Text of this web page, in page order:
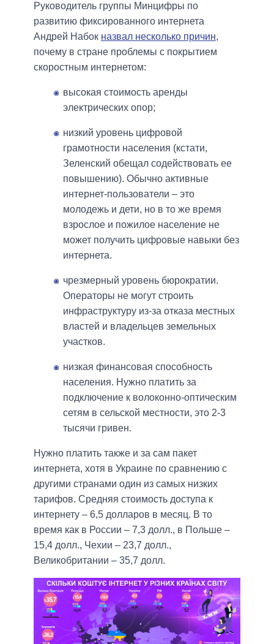
Руководитель группы Минцифры по
развитию фиксированного интернета
Андрей Набок назвал несколько причин,
почему в стране проблемы с покрытием
скоростным интернетом:
высокая стоимость аренды
электрических опор;
низкий уровень цифровой
грамотности населения (кстати,
Зеленский обещал содействовать ее
повышению). Обычно активные
интернет-пользователи – это
молодежь и дети, но в то же время
взрослое и пожилое население не
может получить цифровые навыки без
интернета.
чрезмерный уровень бюрократии.
Операторы не могут строить
инфраструктуру из-за отказа местных
властей и владельцев земельных
участков.
низкая финансовая способность
населения. Нужно платить за
подключение к волоконно-оптическим
сетям в сельской местности, это 2-3
тысячи гривен.
Нужно платить также и за сам пакет
интернета, хотя в Украине по сравнению с
другими странами один из самых низких
тарифов. Средняя стоимость доступа к
интернету – 6,5 долларов в месяц. В то
время как в России – 7,3 долл., в Польше –
15,4 долл., Чехии – 23,7 долл.,
Великобритании – 35,7 долл.